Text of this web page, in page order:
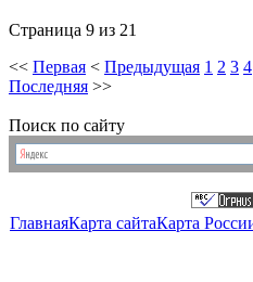
Страница 9 из 21
<< Первая < Предыдущая 1 2 3 4
Последняя >>
Поиск по сайту
ГлавнаяКарта сайтаКарта